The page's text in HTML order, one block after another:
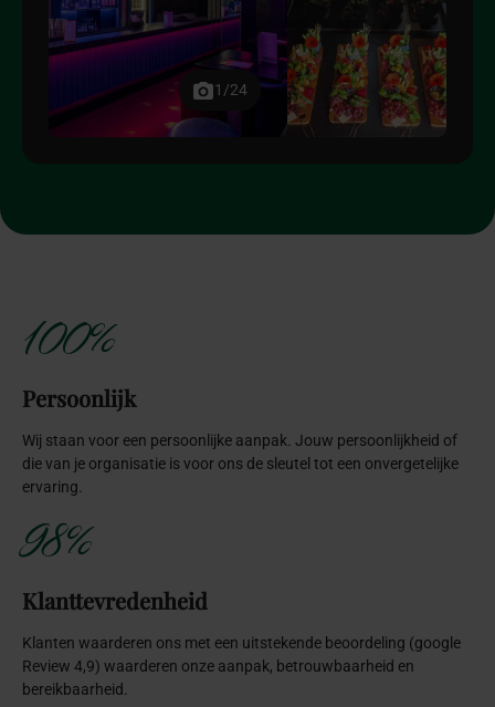
1/24
100%
Persoonlijk
Wij staan voor een persoonlijke aanpak. Jouw persoonlijkheid of
die van je organisatie is voor ons de sleutel tot een onvergetelijke
ervaring.
98%
Klanttevredenheid
Klanten waarderen ons met een uitstekende beoordeling (google
Review 4,9) waarderen onze aanpak, betrouwbaarheid en
bereikbaarheid.